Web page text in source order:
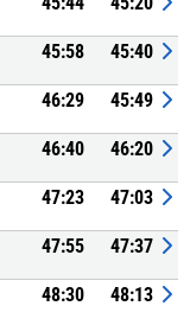
45:58 45:40
46:29 45:49
46:40 46:20
47:23 47:03
47:55 47:37
48:30 48:13